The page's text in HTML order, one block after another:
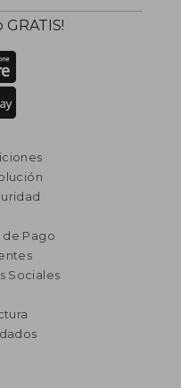
GRATIS!
de Pago
Sociales